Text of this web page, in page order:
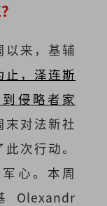
以来，基辅
止，泽连斯
侵略者家
对法新社
次行动。
心。本周
Olexandr